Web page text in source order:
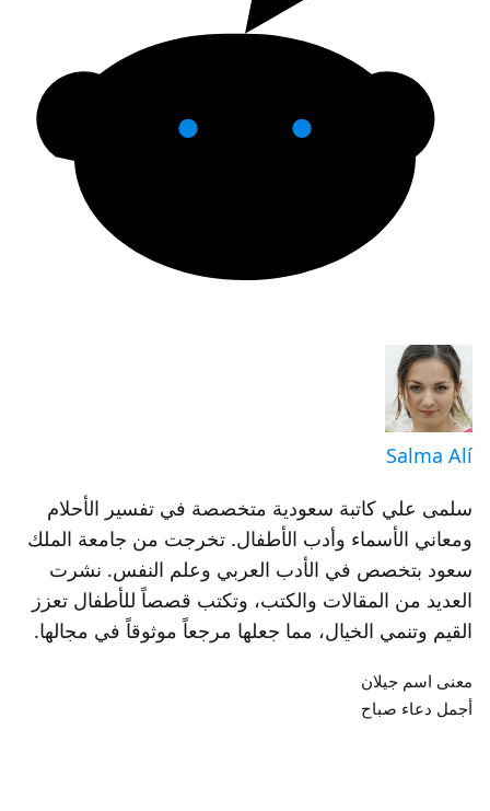
Salma Alí
سلمى علي كاتبة سعودية متخصصة في تفسير الأحلام
ومعاني الأسماء وأدب الأطفال. تخرجت من جامعة الملك
سعود بتخصص في الأدب العربي وعلم النفس. نشرت
العديد من المقالات والكتب، وتكتب قصصاً للأطفال تعزز
القيم وتنمي الخيال، مما جعلها مرجعاً موثوقاً في مجالها.
معنى اسم جيلان
أجمل دعاء صباح